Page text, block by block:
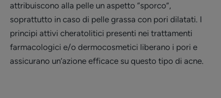
attribuiscono alla pelle un aspetto “sporco”,
soprattutto in caso di pelle grassa con pori dilatati. I
principi attivi cheratolitici presenti nei trattamenti
farmacologici e/o dermocosmetici liberano i pori e
assicurano un’azione efficace su questo tipo di acne.